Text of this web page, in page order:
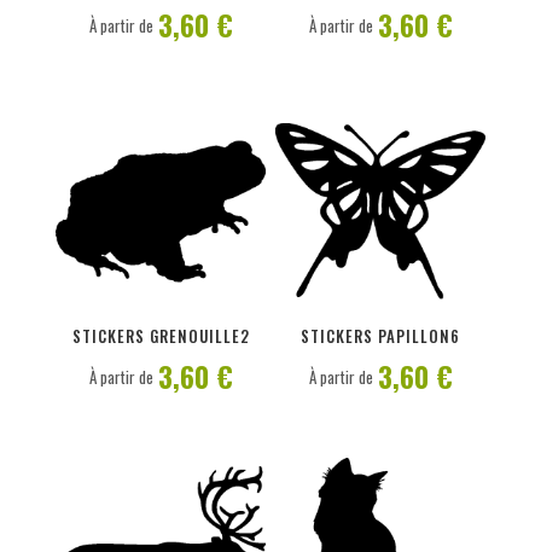
À partir de 3,60 € À partir de 3,60 €
STICKERS GRENOUILLE2
À partir de 3,60 €
STICKERS PAPILLON6
À partir de 3,60 €